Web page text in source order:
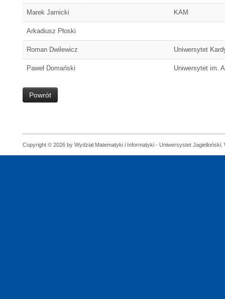
Marek Jarnicki KAM
Arkadiusz Płoski
Roman Dwilewicz Uniwersytet
Paweł Domański Uniwersytet im.
Powrót
Copyright © 2026 by Wydział Matematyki i Informatyki - Uniwersystet